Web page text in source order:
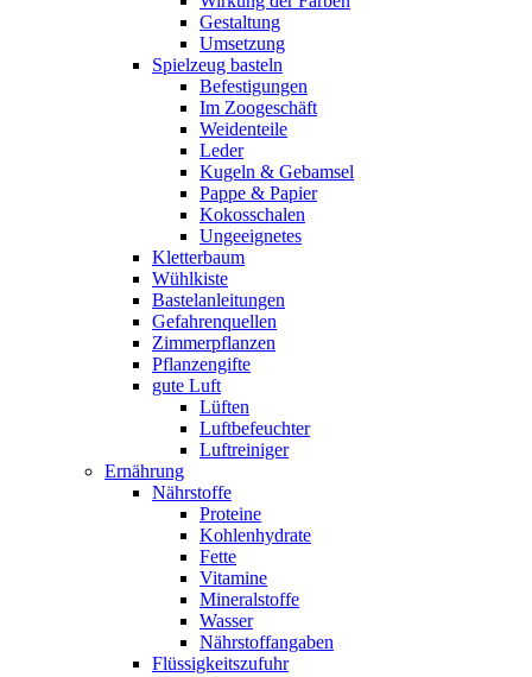
Gestaltung
Umsetzung
Spielzeug basteln
Befestigungen
Im Zoogeschäft
Weidenteile
Leder
Kugeln & Gebamsel
Pappe & Papier
Kokosschalen
Ungeeignetes
Kletterbaum
Wühlkiste
Bastelanleitungen
Gefahrenquellen
Zimmerpflanzen
Pflanzengifte
gute Luft
Lüften
Luftbefeuchter
Luftreiniger
Ernährung
Nährstoffe
Proteine
Kohlenhydrate
Fette
Vitamine
Mineralstoffe
Wasser
Nährstoffangaben
Flüssigkeitszufuhr